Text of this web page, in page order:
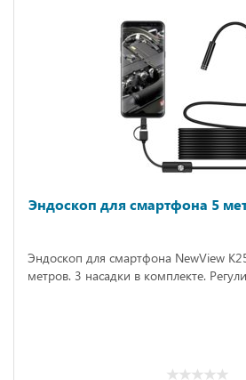
Эндоскоп для смартфона 5
Эндоскоп для смартфона NewView
метров. 3 насадки в комплекте.